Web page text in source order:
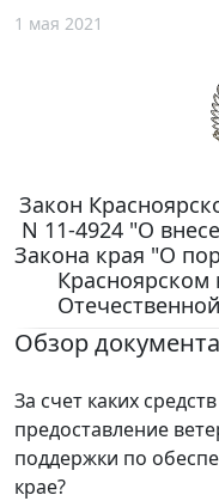
1 мая 2021
Закон
N 11-4924 "О
Закона края "О
Красноярском
Обзор документа
За счет каких
предоставление
поддержки по
крае?